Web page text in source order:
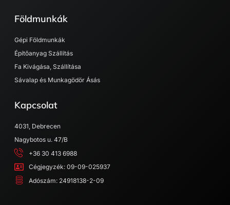
Földmunkák
Gépi Földmunkák
Építőanyag Szállítás
Fa Kivágása, Szállítása
Sávalap és Munkagödör Ásás
Kapcsolat
4031, Debrecen
Nagybotos u. 47/B
+36 30 413 6988
Cégjegyzék: 09-09-025937
Adószám: 24918138-2-09